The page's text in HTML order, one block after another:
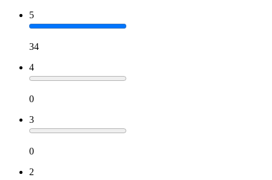
5
34
4
0
3
0
2